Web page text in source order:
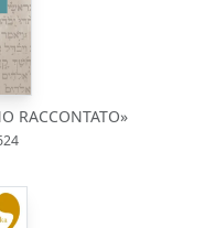
RACCONTATO»